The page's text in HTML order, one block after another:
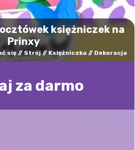
księżniczek na
Prinxy
się Strój Księżniczka Dekoracja
za darmo